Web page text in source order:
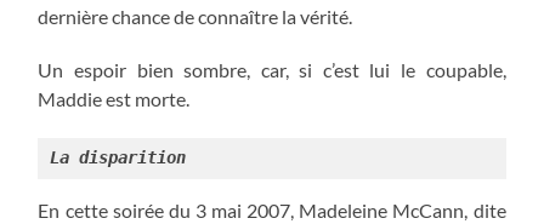
dernière chance de connaître la vérité.
Un espoir bien sombre, car, si c’est lui le coupable,
Maddie est morte.
La disparition
En cette soirée du 3 mai 2007, Madeleine McCann, dite